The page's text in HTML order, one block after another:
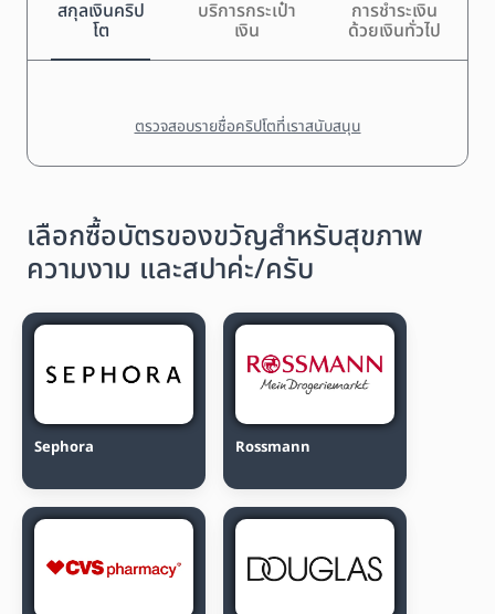
สกุลเงินคริป
โต
บริการกระเป๋า
เงิน
การชำระเงิน
ด้วยเงินทั่วไป
ตรวจสอบรายชื่อคริปโตที่เราสนับสนุน
เลือกซื้อบัตรของขวัญสำหรับสุขภาพ
ความงาม และสปาค่ะ/ครับ
Sephora Rossmann